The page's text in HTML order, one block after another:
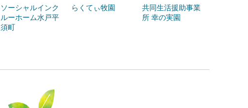
ソーシャルインク
ルーホーム水戸平
須町
らくてぃ牧園
共同生活援助事業
所 幸の実園